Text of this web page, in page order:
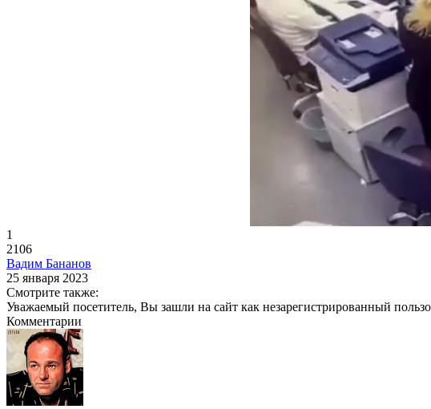
1
2106
Вадим Бананов
25 января 2023
Смотрите также:
Уважаемый посетитель, Вы зашли на сайт как незарегистрированный
Комментарии